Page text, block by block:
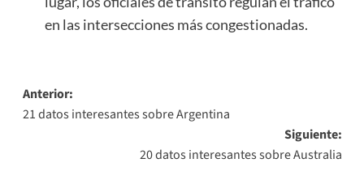
en las intersecciones más congestionadas.
Navegación
de
Anterior:
21 datos interesantes sobre Argentina
Siguiente:
20 datos interesantes sobre Australia